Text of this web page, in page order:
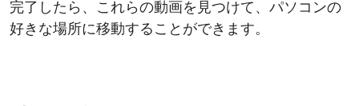
完了したら、これらの動画を見つけて、パソコンの
好きな場所に移動することができます。